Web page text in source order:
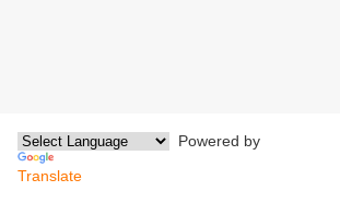
Powered by
Translate